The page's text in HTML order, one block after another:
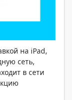
на iPad,
сеть,
в сети